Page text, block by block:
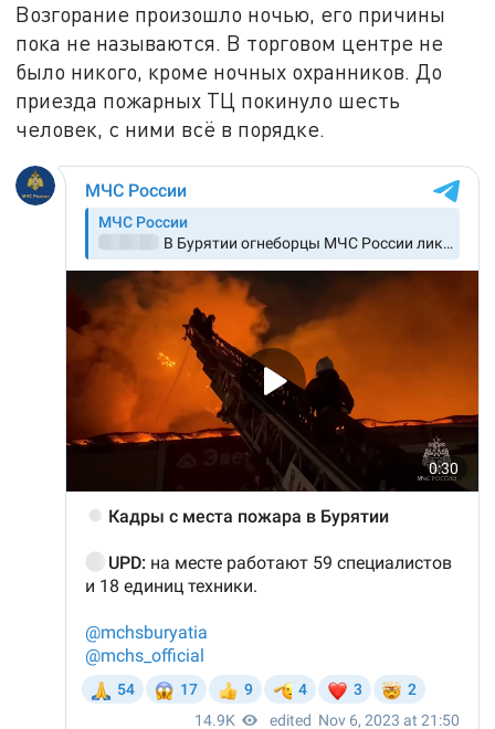
Возгорание произошло ночью, его причины
пока не называются. В торговом центре не
было никого, кроме ночных охранников. До
приезда пожарных ТЦ покинуло шесть
человек, с ними всё в порядке.